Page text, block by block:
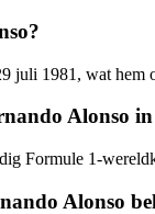
juli 1981, wat hem
Alonso
Formule 1-
Alonso